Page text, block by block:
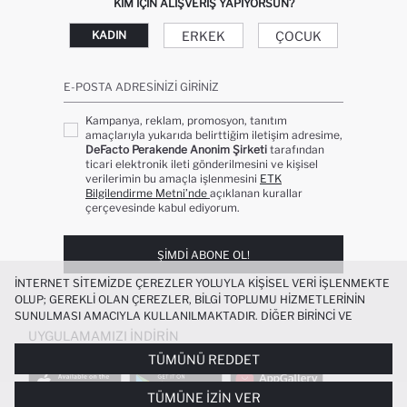
UNISEX SERT KAPAKLI ÇEKÇEKLI BÜYÜK
KIM IÇIN ALIŞVERIŞ YAPIYORSUN?
KADIN ERKEK ÇOCUK
E-POSTA ADRESINIZI GIRINIZ
Kampanya, reklam, promosyon, tanıtım
amaçlarıyla yukarıda belirttiğim iletişim adresime,
DeFacto Perakende Anonim Şirketi tarafından
ticari elektronik ileti gönderilmesini ve kişisel
verilerimin bu amaçla işlenmesini ETK
Bilgilendirme Metni’nde açıklanan kurallar
çerçevesinde kabul ediyorum.
ŞIMDI ABONE OL!
UYGULAMAMIZI İNDIRIN
İNTERNET SITEMIZDE ÇEREZLER YOLUYLA KIŞISEL VERI IŞLENMEKTE
OLUP; GEREKLI OLAN ÇEREZLER, BILGI TOPLUMU HIZMETLERININ
SUNULMASI AMACIYLA KULLANILMAKTADIR. DIĞER BIRINCI VE
ÜÇÜNCÜ TARAF ÇEREZLER ISE SIZE DAHA IYI BIR ALIŞVERIŞ
DENEYIMI SUNULABILMESI, SITEMIZIN DAHA IŞLEVSEL KILINMASI VE
KIŞISELLEŞTIRMESI VE AÇIK RIZA VERMENIZ HALINDE, SIZLERE
YÖNELIK PAZARLAMA FAALIYETLERININ YAPILMASI AMAÇLARIYLA
SINIRLI OLARAK KULLANILACAKTIR. ÇEREZLERE DAIR TERCIHLERINIZI
TÜMÜNÜ REDDET
TÜMÜNE İZIN VER